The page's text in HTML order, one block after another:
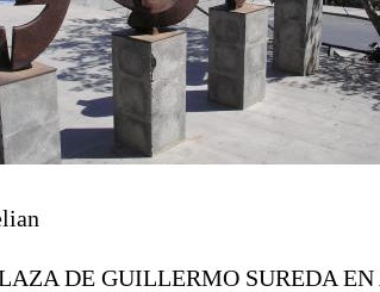
DE GUILLERMO SUREDA EN